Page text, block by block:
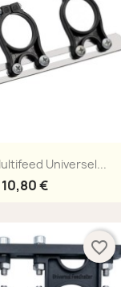
rapide
Universel...
10,80 €
favorite_border